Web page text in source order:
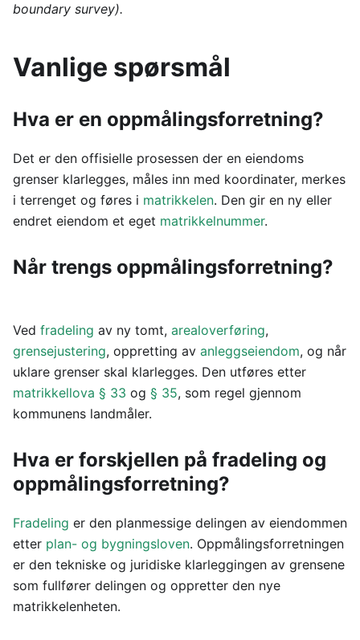
boundary survey).
Vanlige spørsmål
Hva er en oppmålingsforretning?
Det er den offisielle prosessen der en eiendoms
grenser klarlegges, måles inn med koordinater, merkes
i terrenget og føres i matrikkelen. Den gir en ny eller
endret eiendom et eget matrikkelnummer.
Når trengs oppmålingsforretning?
Ved fradeling av ny tomt, arealoverføring,
grensejustering, oppretting av anleggseiendom, og når
uklare grenser skal klarlegges. Den utføres etter
matrikkellova § 33 og § 35, som regel gjennom
kommunens landmåler.
Hva er forskjellen på fradeling og
oppmålingsforretning?
Fradeling er den planmessige delingen av eiendommen
etter plan- og bygningsloven. Oppmålingsforretningen
er den tekniske og juridiske klarleggingen av grensene
som fullfører delingen og oppretter den nye
matrikkelenheten.